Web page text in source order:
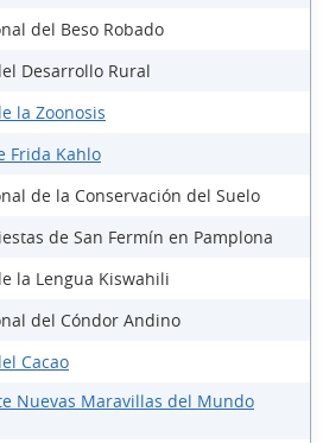
del Beso Robado
Desarrollo Rural
la Zoonosis
Frida Kahlo
de la Conservación del Suelo
de San Fermín en Pamplona
la Lengua Kiswahili
del Cóndor Andino
Cacao
Nuevas Maravillas del Mundo